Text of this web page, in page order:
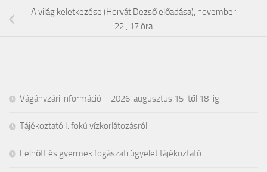
A világ keletkezése (Horvát Dezső előadása), november
22., 17 óra
Vágányzári információ – 2026. augusztus 15-től 18-ig
Tájékoztató I. fokú vízkorlátozásról
Felnőtt és gyermek fogászati ügyelet tájékoztató